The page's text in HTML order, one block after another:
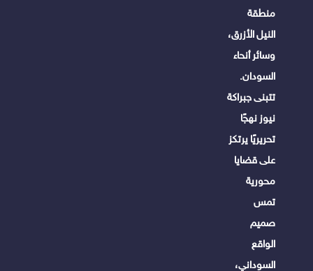
منطقة
النيل الأزرق،
وسائر أنحاء
السودان.
تتبنى جبراكة
نيوز نهجًا
تحريريًا يرتكز
على قضايا
محورية
تمس
صميم
الواقع
السوداني،